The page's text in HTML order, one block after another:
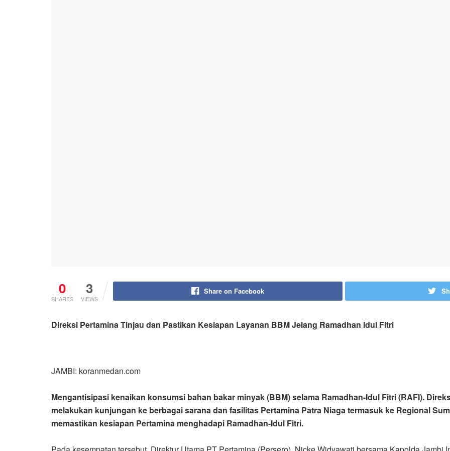
0
SHARES
3
VIEWS
Share on Facebook
Direksi Pertamina Tinjau dan Pastikan Kesiapan Layanan BBM Jelang Ramadhan Idul Fitri
JAMBI: koranmedan.com
Mengantisipasi kenaikan konsumsi bahan bakar minyak (BBM) selama Ramadhan-Idul Fitri (RAFI).
melakukan kunjungan ke berbagai sarana dan fasilitas Pertamina Patra Niaga termasuk ke Regional
memastikan kesiapan Pertamina menghadapi Ramadhan-Idul Fitri.